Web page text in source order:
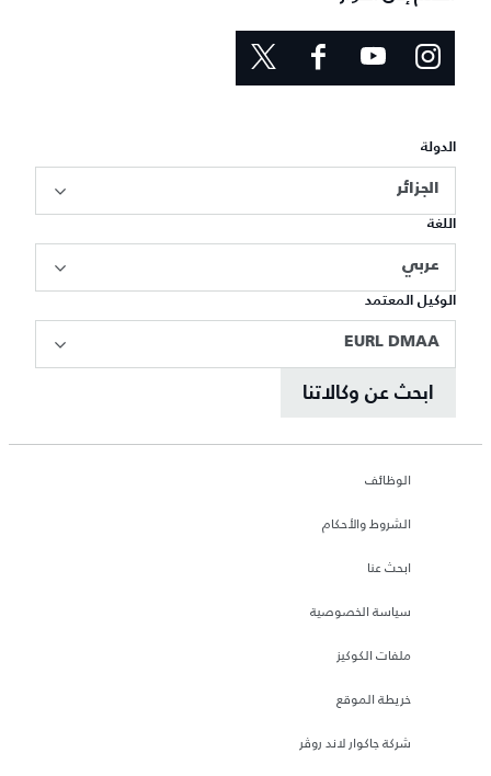
الدولة
الجزائر
اللغة
عربي
الوكيل المعتمد
EURL DMAA
ابحث عن وكالاتنا
الوظائف
الشروط والأحكام
ابحث عنا
سياسة الخصوصية
ملفات الكوكيز
خريطة الموقع
شركة جاكوار لاند روڤر